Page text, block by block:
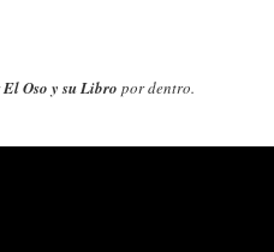
El Oso y su Libro por dentro.